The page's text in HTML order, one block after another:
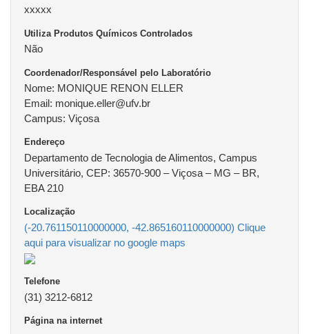
xxxxx
Utiliza Produtos Químicos Controlados
Não
Coordenador/Responsável pelo Laboratório
Nome: MONIQUE RENON ELLER
Email: monique.eller@ufv.br
Campus: Viçosa
Endereço
Departamento de Tecnologia de Alimentos, Campus
Universitário, CEP: 36570-900 – Viçosa – MG – BR,
EBA 210
Localização
(-20.761150110000000, -42.865160110000000) Clique
aqui para visualizar no google maps
Telefone
(31) 3212-6812
Página na internet